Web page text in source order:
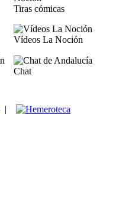
Tiras cómicas
Vídeos La Noción
Chat
|